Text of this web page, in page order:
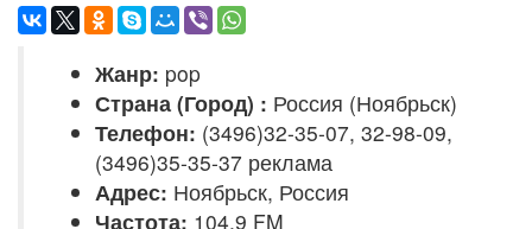
Жанр: pop
Страна (Город) : Россия (Ноябрьск)
Телефон: (3496)32-35-07, 32-98-09,
(3496)35-35-37 реклама
Адрес: Ноябрьск, Россия
Частота: 104.9 FM